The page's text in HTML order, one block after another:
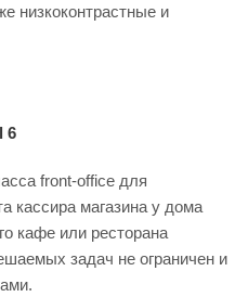
низкоконтрастные и
6
front-office для
кассира магазина у дома
кафе или ресторана
задач не ограничен и